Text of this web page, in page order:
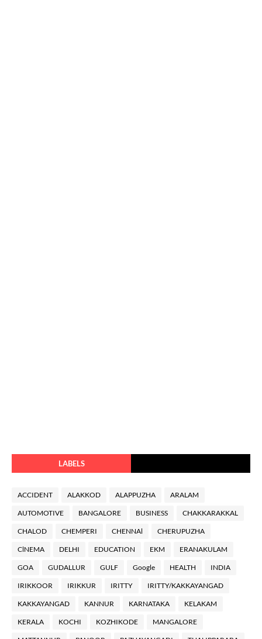
LABELS
ACCIDENT ALAKKOD ALAPPUZHA ARALAM
AUTOMOTIVE BANGALORE BUSINESS CHAKKARAKKAL
CHALOD CHEMPERI CHENNAl CHERUPUZHA
ClNEMA DELHI EDUCATION EKM ERANAKULAM
GOA GUDALLUR GULF Google HEALTH INDIA
IRIKKOOR IRIKKUR IRITTY IRITTY/KAKKAYANGAD
KAKKAYANGAD KANNUR KARNATAKA KELAKAM
KERALA KOCHI KOZHIKODE MANGALORE